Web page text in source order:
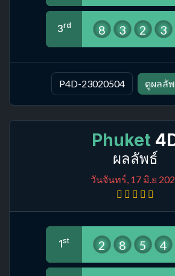
3rd 8 3 2 3
P4D-23020504 ดูผลลั
Phuket
ผลลัพธ์
วันจันทร์, 17 มิ.ย
1st 2 8 5 4